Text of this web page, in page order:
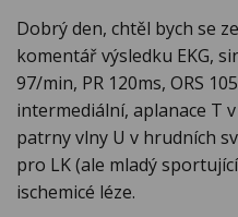
Dobrý den, chtěl bych se
komentář výsledku EKG,
97/min, PR 120ms, ORS
intermediální, aplanace T
patrny vlny U v hrudních
pro LK (ale mladý
ischemicé léze.